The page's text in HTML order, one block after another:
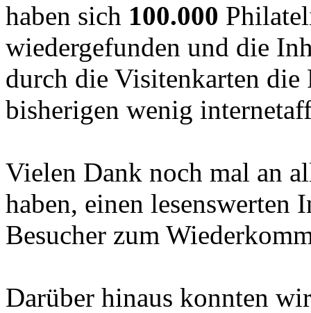
haben sich 100.000
wiedergefunden und die
durch die Visitenkarten
bisherigen wenig
Vielen Dank noch mal an
haben, einen lesenswerten
Besucher zum
Darüber hinaus konnten